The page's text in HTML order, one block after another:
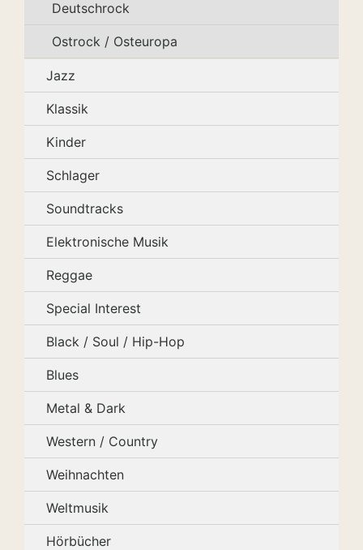
Deutschrock
Ostrock / Osteuropa
Jazz
Klassik
Kinder
Schlager
Soundtracks
Elektronische Musik
Reggae
Special Interest
Black / Soul / Hip-Hop
Blues
Metal & Dark
Western / Country
Weihnachten
Weltmusik
Hörbücher